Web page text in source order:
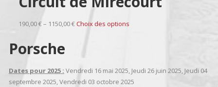
190,00 € – 1150,00 €Choix des options
Porsche
Dates pour 2025 : Vendredi 16 mai 2025, Jeudi 26 juin 2025, Jeudi 04
septembre 2025, Vendredi 03 octobre 2025